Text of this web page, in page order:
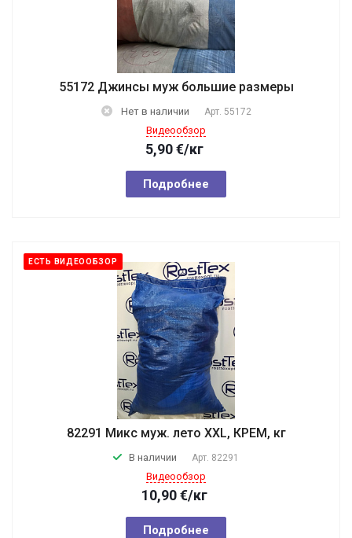
55172 Джинсы муж большие размеры
Нет в наличии Арт. 55172
Видеообзор
5,90€/кг
Подробнее
ЕСТЬ ВИДЕООБЗОР
82291 Микс муж. лето XXL, КРЕМ, кг
В наличии Арт. 82291
Видеообзор
10,90€/кг
Подробнее